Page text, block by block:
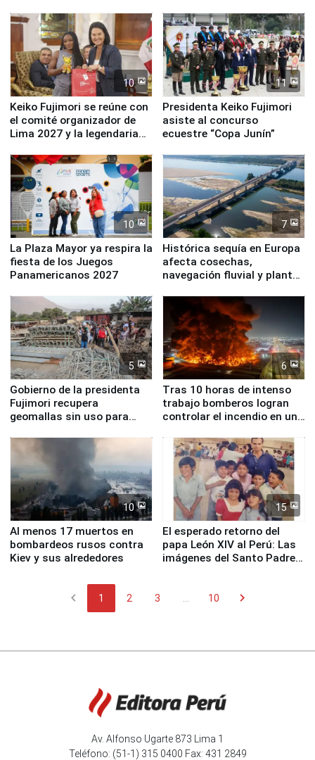
10
Keiko Fujimori se reúne con
el comité organizador de
Lima 2027 y la legendaria
11
Presidenta Keiko Fujimori
asiste al concurso
ecuestre “Copa Junín”
10
La Plaza Mayor ya respira la
fiesta de los Juegos
Panamericanos 2027
7
Histórica sequía en Europa
afecta cosechas,
navegación fluvial y plantas
5
Gobierno de la presidenta
Fujimori recupera
geomallas sin uso para
Fenómeno El Niño
6
Tras 10 horas de intenso
trabajo bomberos logran
controlar el incendio en una
de Chile
10
Al menos 17 muertos en
bombardeos rusos contra
Kiev y sus alrededores
15
El esperado retorno del
papa León XIV al Perú: Las
imágenes del Santo Padre
chevron_left 1 2 3 ... 10 chevron_right
Av. Alfonso Ugarte 873 Lima 1
Teléfono: (51-1) 315 0400 Fax: 431 2849